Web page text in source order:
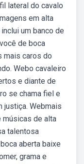
lateral do cavalo
em alta
um banco de
de boca
mais caros do
Webo cavaleiro
e diante de
se chama fiel e
justiça. Webmais
músicas de alta
talentosa
aberta baixe
grama e